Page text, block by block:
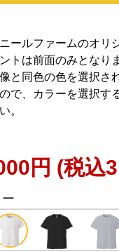
ールファームのオリ
トは前面のみとなり
と同色の色を選択さ
で、カラーを選択す
。
円 (税込